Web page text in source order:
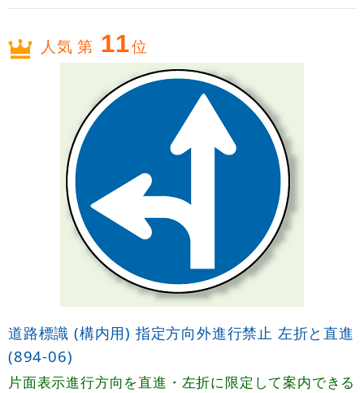
人気 第 11位
道路標識 (構内用) 指定方向外進行禁止 左折と直進
(894-06)
片面表示進行方向を直進・左折に限定して案内できる